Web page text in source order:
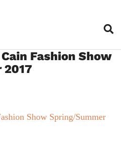
Fashion Show
2017